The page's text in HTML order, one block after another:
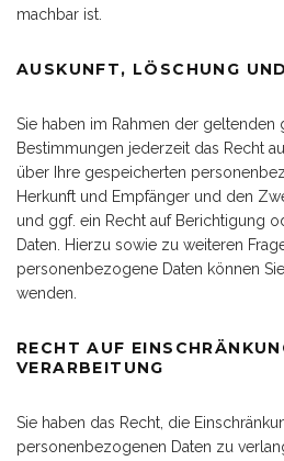
machbar ist.
AUSKUNFT, LÖSCHUNG
Sie haben im Rahmen der geltenden
Bestimmungen jederzeit das Recht
über Ihre gespeicherten
Herkunft und Empfänger und den
und ggf. ein Recht auf Berichtigung
Daten. Hierzu sowie zu weiteren
personenbezogene Daten können
wenden.
RECHT AUF
VERARBEITUNG
Sie haben das Recht, die
personenbezogenen Daten zu